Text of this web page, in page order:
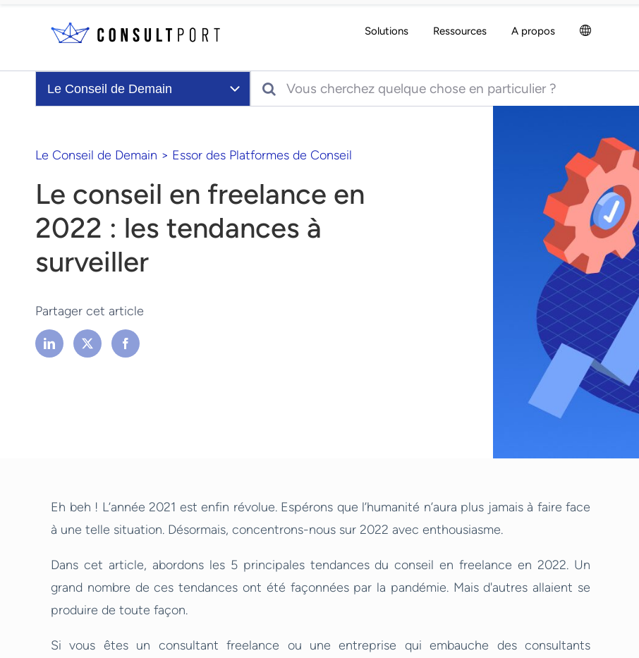
Solutions Ressources A propos
Le Conseil de Demain
Search for:
Le Conseil de Demain > Essor des Platformes de Conseil
Le conseil en freelance en
2022 : les tendances à
surveiller
Partager cet article
Eh beh ! L’année 2021 est enfin révolue. Espérons que l’humanité n’aura plus jamais à faire face
à une telle situation. Désormais, concentrons-nous sur 2022 avec enthousiasme.
Dans cet article, abordons les 5 principales tendances du conseil en freelance en 2022. Un
grand nombre de ces tendances ont été façonnées par la pandémie. Mais d'autres allaient se
produire de toute façon.
Si vous êtes un consultant freelance ou une entreprise qui embauche des consultants